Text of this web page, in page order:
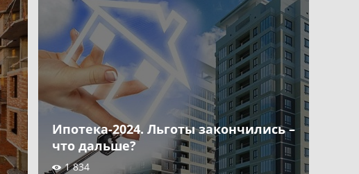
Ипотека-2024. Льготы закончились –
что дальше?
1 834